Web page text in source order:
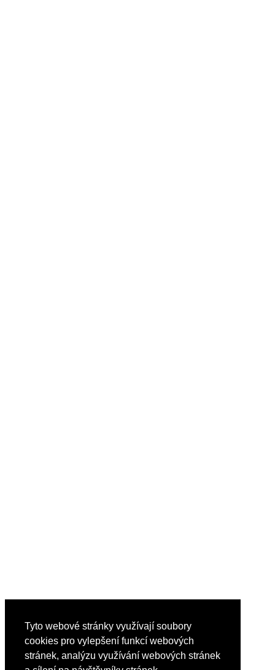
Tyto webové stránky využívají soubory
cookies pro vylepšení funkcí webových
stránek, analýzu využívání webových stránek